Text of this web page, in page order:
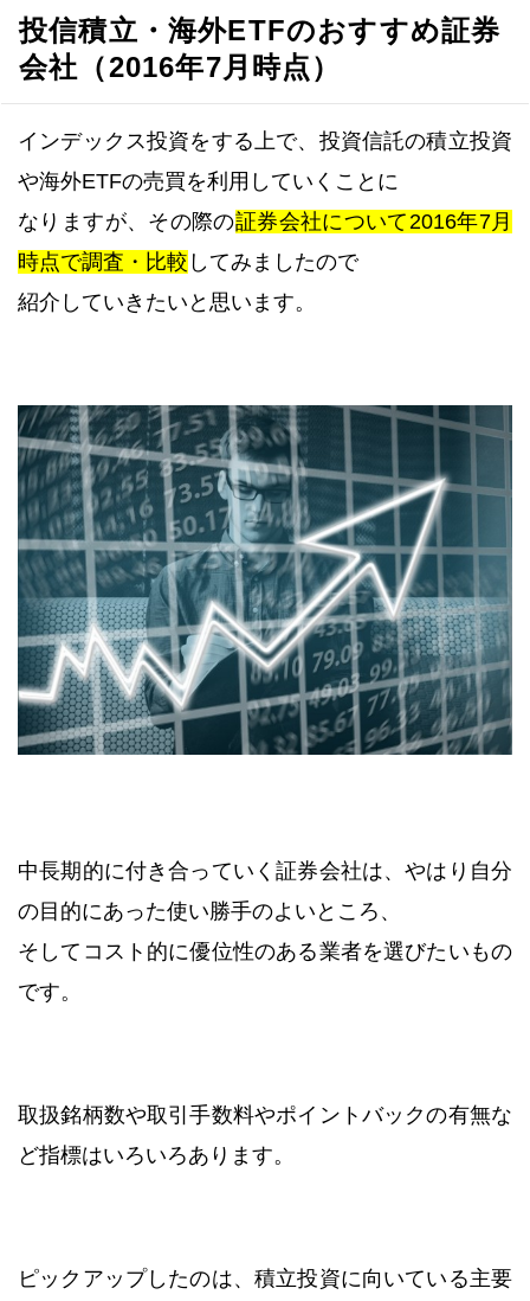
投信積立・海外ETFのおすすめ証券
会社（2016年7月時点）
インデックス投資をする上で、投資信託の積立投資
や海外ETFの売買を利用していくことに
なりますが、その際の証券会社について2016年7月
時点で調査・比較 してみましたので
紹介していきたいと思います。
中長期的に付き合っていく証券会社は、やはり自分
の目的にあった使い勝手のよいところ、
そしてコスト的に優位性のある業者を選びたいもの
です。
取扱銘柄数や取引手数料やポイントバックの有無な
ど指標はいろいろあります。
ピックアップしたのは、積立投資に向いている主要